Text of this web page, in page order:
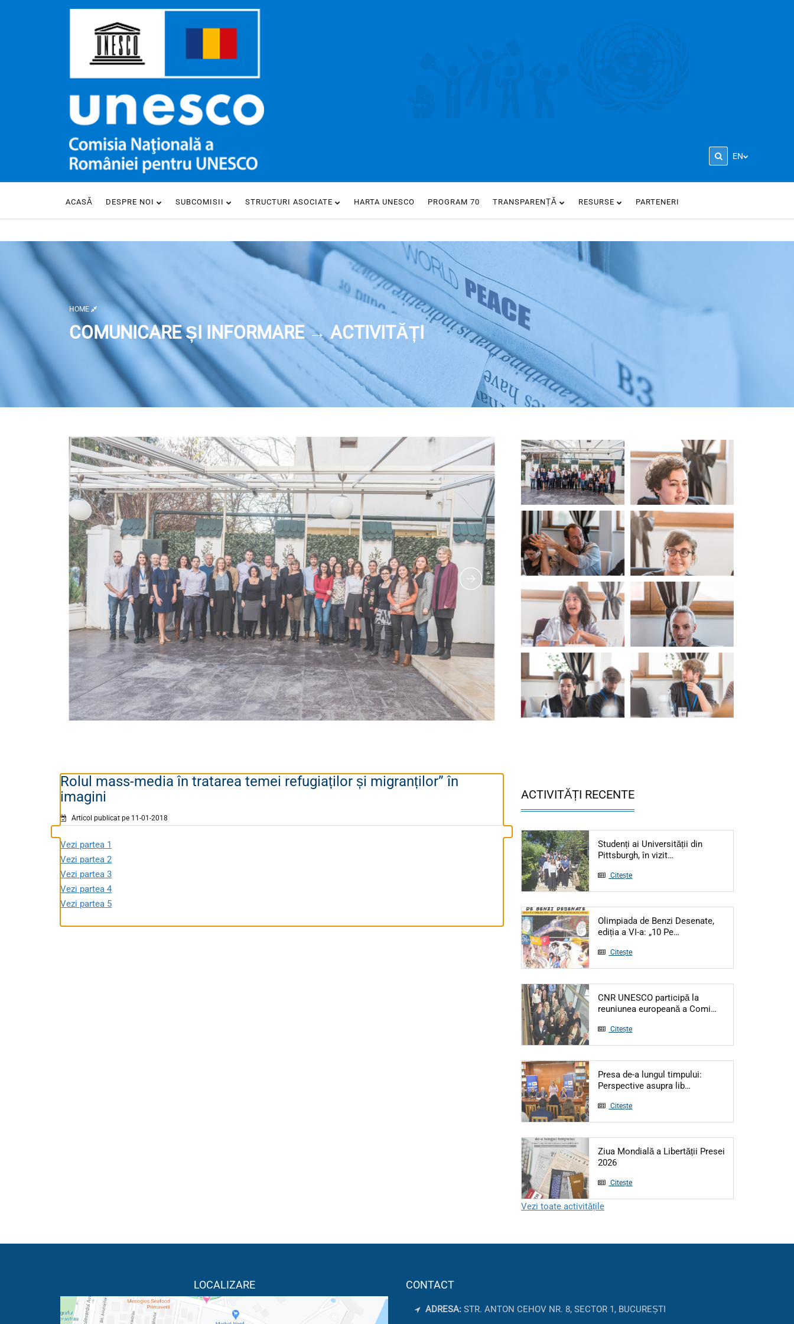
EN
ACASĂ DESPRE NOI SUBCOMISII STRUCTURI ASOCIATE HARTA UNESCO PROGRAM 70 TRANSPARENȚĂ RESURSE PARTENERI
HOME
COMUNICARE ȘI INFORMARE → ACTIVITĂȚI
Rolul mass-media în tratarea temei refugiaților și migranților” în
imagini
Articol publicat pe 11-01-2018
Vezi partea 1
Vezi partea 2
Vezi partea 3
Vezi partea 4
Vezi partea 5
ACTIVITĂȚI RECENTE
Studenți ai Universității din
Pittsburgh, în vizit…
Citește
Olimpiada de Benzi Desenate,
ediția a VI-a: „10 Pe…
Citește
CNR UNESCO participă la
reuniunea europeană a Comi…
Citește
Presa de-a lungul timpului:
Perspective asupra lib…
Citește
Ziua Mondială a Libertății Presei
2026Articol: Ziua Mondială a Libertății Presei
Citește
Vezi toate activitățile
LOCALIZARE CONTACT
ADRESA: STR. ANTON CEHOV NR. 8, SECTOR 1, BUCUREȘTI